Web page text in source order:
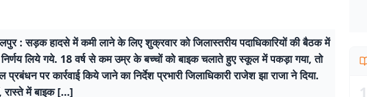
: सड़क हादसे में कमी लाने के लिए शुक्रवार को जिलास्तरीय पदाधिकारियों की बैठक में
लिये गये. 18 वर्ष से कम उम्र के बच्चों को बाइक चलाते हुए स्कूल में पकड़ा गया, तो
प्रबंधन पर कार्रवाई किये जाने का निर्देश प्रभारी जिलाधिकारी राजेश झा राजा ने दिया.
रास्ते में बाइक […]
1